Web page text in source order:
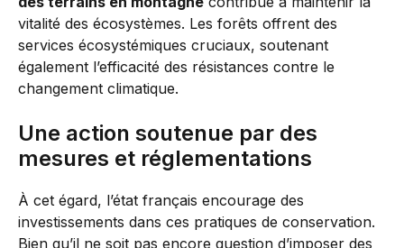
vitalité des écosystèmes. Les forêts offrent des
services écosystémiques cruciaux, soutenant
également l’efficacité des résistances contre le
changement climatique.
Une action soutenue par des
mesures et réglementations
À cet égard, l’état français encourage des
investissements dans ces pratiques de conservation.
Bien qu’il ne soit pas encore question d’imposer des